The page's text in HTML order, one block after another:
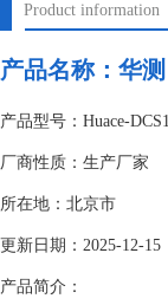
Product information
产品名称： 华
产品型号：Huace-
厂商性质：生产厂家
所在地：北京市
更新日期：2025-12-15
产品简介：